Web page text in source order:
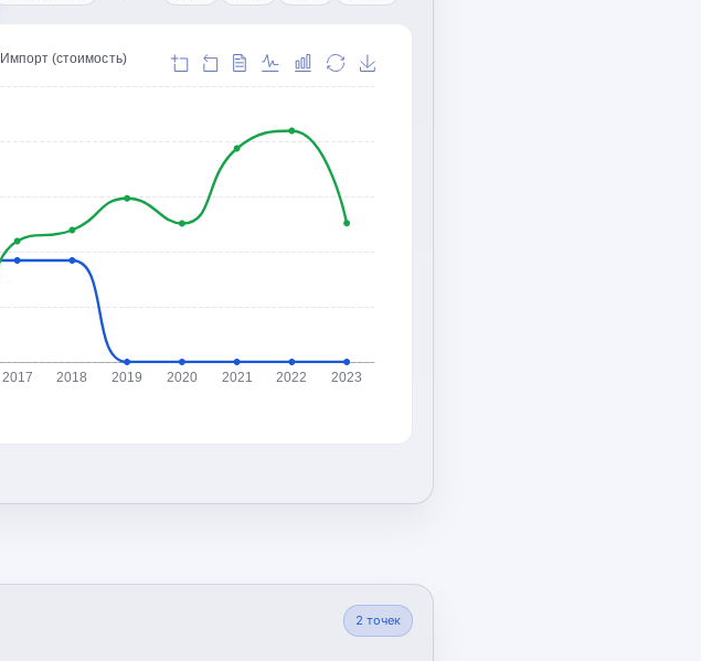
2017 2018 2019 2020 2021 2022 2023
Импорт (стоимость)
2 точек